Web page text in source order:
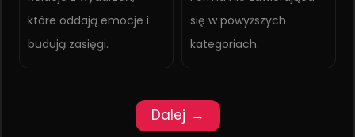
które oddają emocje i
budują zasięgi.
się w powyższych
kategoriach.
Dalej →